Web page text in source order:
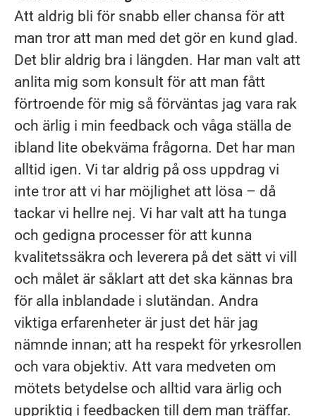
Att aldrig bli för snabb eller chansa för att
man tror att man med det gör en kund glad.
Det blir aldrig bra i längden. Har man valt att
anlita mig som konsult för att man fått
förtroende för mig så förväntas jag vara rak
och ärlig i min feedback och våga ställa de
ibland lite obekväma frågorna. Det har man
alltid igen. Vi tar aldrig på oss uppdrag vi
inte tror att vi har möjlighet att lösa – då
tackar vi hellre nej. Vi har valt att ha tunga
och gedigna processer för att kunna
kvalitetssäkra och leverera på det sätt vi vill
och målet är såklart att det ska kännas bra
för alla inblandade i slutändan. Andra
viktiga erfarenheter är just det här jag
nämnde innan; att ha respekt för yrkesrollen
och vara objektiv. Att vara medveten om
mötets betydelse och alltid vara ärlig och
uppriktig i feedbacken till dem man träffar.